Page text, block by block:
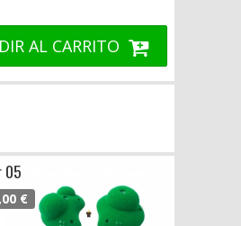
AL CARRITO
05
€